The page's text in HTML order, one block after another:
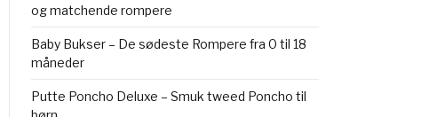
og matchende rompere
Baby Bukser – De sødeste Rompere fra 0 til 18
måneder
Putte Poncho Deluxe – Smuk tweed Poncho til